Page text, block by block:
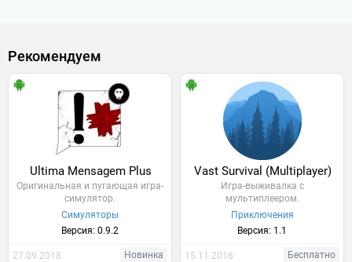
Рекомендуем
Ultima Mensagem Plus
Оригинальная и пугающая игра-
симулятор.
Симуляторы
Версия: 0.9.2
27.09.2018 Новинка
Vast Survival (Multiplayer)
Игра-выживалка с
мультиплеером.
Приключения
Версия: 1.1
15.11.2016 Бесплатно